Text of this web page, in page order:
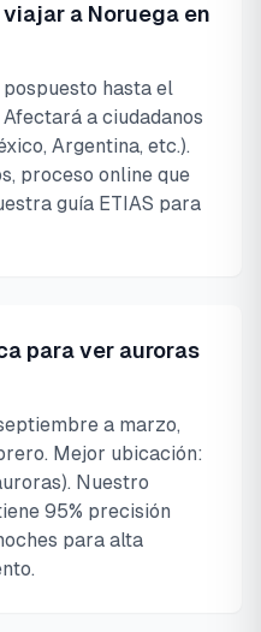
a Noruega en
pospuesto hasta el
a ciudadanos
Argentina, etc.).
proceso online que
guía ETIAS para
para ver auroras
a marzo,
Mejor ubicación:
Nuestro
95% precisión
para alta